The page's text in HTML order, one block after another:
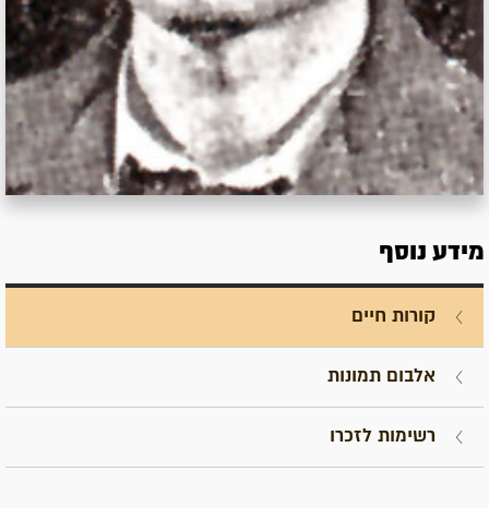
מידע נוסף
קורות חיים
אלבום תמונות
רשימות לזכרו